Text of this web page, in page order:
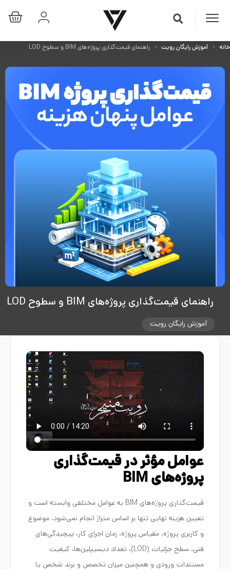
خانه آموزش رایگان رویت راهنمای قیمت‌گذاری پروژه‌های BIM و سطوح LOD
راهنمای قیمت‌گذاری پروژه‌های BIM و سطوح LOD
آموزش رایگان رویت
عوامل مؤثر در قیمت‌گذاری
پروژه‌های BIM
قیمت‌گذاری پروژه‌های BIM به عوامل مختلفی وابسته است و
تعیین هزینه نهایی تنها بر اساس متراژ انجام نمی‌شود. موضوع
و کاربری پروژه، مقیاس پروژه، زمان اجرای کار، پیچیدگی‌های
فنی، سطح جزئیات (LOD)، تعداد دیسیپلین‌ها، کیفیت
مستندات ورودی و همچنین میزان تخصص و برند شخص یا